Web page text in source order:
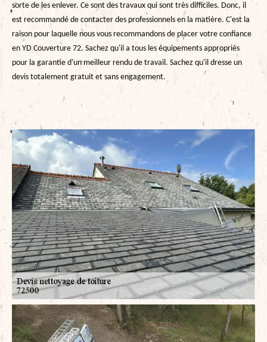
sorte de les enlever. Ce sont des travaux qui sont très difficiles. Donc, il
est recommandé de contacter des professionnels en la matière. C'est la
raison pour laquelle nous vous recommandons de placer votre confiance
en YD Couverture 72. Sachez qu'il a tous les équipements appropriés
pour la garantie d'un meilleur rendu de travail. Sachez qu'il dresse un
devis totalement gratuit et sans engagement.